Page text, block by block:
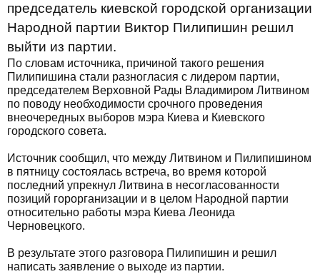
председатель киевской городской организации
Народной партии Виктор Пилипишин решил
выйти из партии.
По словам источника, причиной такого решения
Пилипишина стали разногласия с лидером партии,
председателем Верховной Рады Владимиром Литвином
по поводу необходимости срочного проведения
внеочередных выборов мэра Киева и Киевского
городского совета.
Источник сообщил, что между Литвином и Пилипишином
в пятницу состоялась встреча, во время которой
последний упрекнул Литвина в несогласованности
позиций горорганизации и в целом Народной партии
относительно работы мэра Киева Леонида
Черновецкого.
В результате этого разговора Пилипишин и решил
написать заявление о выходе из партии.